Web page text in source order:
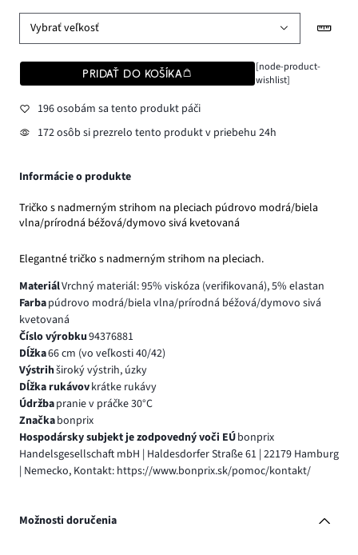
Vybrať veľkosť
PRIDAŤ DO KOŠÍKA
[node-product-
wishlist]
196 osobám sa tento produkt páči
172 osôb si prezrelo tento produkt v priebehu 24h
Informácie o produkte
Tričko s nadmerným strihom na pleciach púdrovo modrá/biela
vlna/prírodná béžová/dymovo sivá kvetovaná
Elegantné tričko s nadmerným strihom na pleciach.
MateriálVrchný materiál: 95% viskóza (verifikovaná), 5% elastan
Farbapúdrovo modrá/biela vlna/prírodná béžová/dymovo sivá
kvetovaná
Číslo výrobku94376881
Dĺžka66 cm (vo veľkosti 40/42)
Výstrihširoký výstrih, úzky
Dĺžka rukávovkrátke rukávy
Údržbapranie v práčke 30°C
Značkabonprix
Hospodársky subjekt je zodpovedný voči EÚbonprix
Handelsgesellschaft mbH | Haldesdorfer Straße 61 | 22179 Hamburg
| Nemecko, Kontakt: https://www.bonprix.sk/pomoc/kontakt/
Možnosti doručenia